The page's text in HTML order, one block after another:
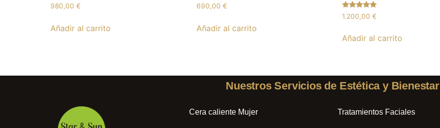
980,00 €
Añadir al carrito
690,00 €
Añadir al carrito
Valorado
con
1.200,00€
Añadir al carrito
Nuestros Servicios de Estética y Bienestar
Cera caliente Mujer Tratamientos Faciales